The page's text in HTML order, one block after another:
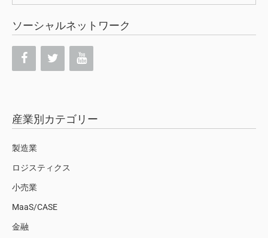
ソーシャルネットワーク
産業別カテゴリー
製造業
ロジスティクス
小売業
MaaS/CASE
金融